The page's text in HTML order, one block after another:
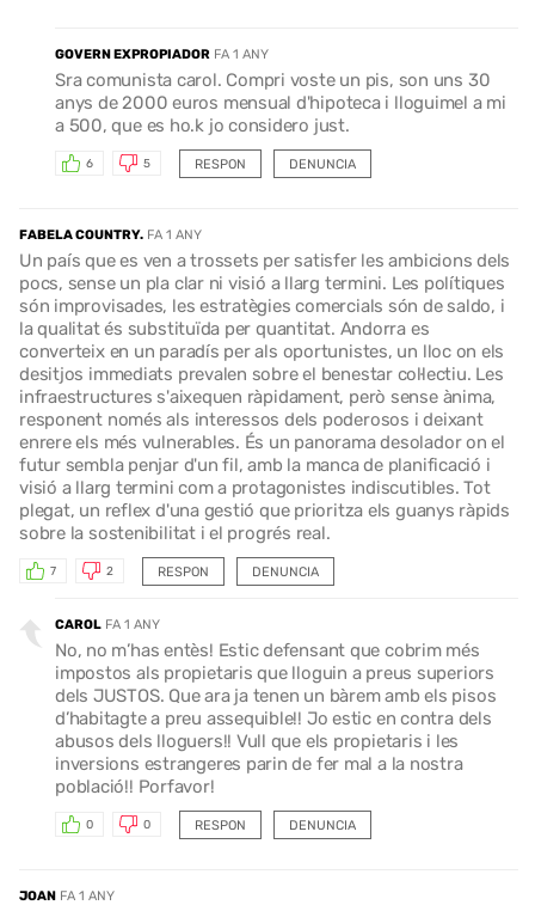
GOVERN EXPROPIADOR FA 1 ANY
Sra comunista carol. Compri voste un pis, son uns 30
anys de 2000 euros mensual d'hipoteca i lloguimel a mi
a 500, que es ho.k jo considero just.
RESPON
6 5 DENUNCIA
FABELA COUNTRY. FA 1 ANY
Un país que es ven a trossets per satisfer les ambicions dels
pocs, sense un pla clar ni visió a llarg termini. Les polítiques
són improvisades, les estratègies comercials són de saldo, i
la qualitat és substituïda per quantitat. Andorra es
converteix en un paradís per als oportunistes, un lloc on els
desitjos immediats prevalen sobre el benestar col·lectiu. Les
infraestructures s'aixequen ràpidament, però sense ànima,
responent només als interessos dels poderosos i deixant
enrere els més vulnerables. És un panorama desolador on el
futur sembla penjar d'un fil, amb la manca de planificació i
visió a llarg termini com a protagonistes indiscutibles. Tot
plegat, un reflex d'una gestió que prioritza els guanys ràpids
sobre la sostenibilitat i el progrés real.
RESPON
7 2 DENUNCIA
CAROL FA 1 ANY
No, no m’has entès! Estic defensant que cobrim més
impostos als propietaris que lloguin a preus superiors
dels JUSTOS. Que ara ja tenen un bàrem amb els pisos
d’habitagte a preu assequible!! Jo estic en contra dels
abusos dels lloguers!! Vull que els propietaris i les
inversions estrangeres parin de fer mal a la nostra
població!! Porfavor!
RESPON
0 0 DENUNCIA
JOAN FA 1 ANY